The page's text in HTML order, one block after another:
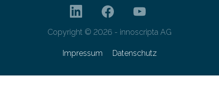
Copyright © 2026 - innoscripta AG
Impressum Datenschutz